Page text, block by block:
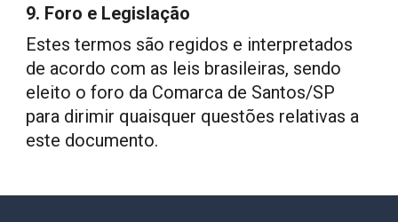
9. Foro e Legislação
Estes termos são regidos e interpretados
de acordo com as leis brasileiras, sendo
eleito o foro da Comarca de Santos/SP
para dirimir quaisquer questões relativas a
este documento.